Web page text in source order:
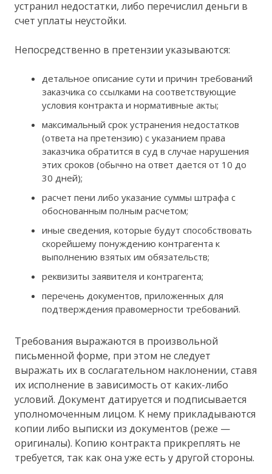
устранил недостатки, либо перечислил деньги в
счет уплаты неустойки.
Непосредственно в претензии указываются:
детальное описание сути и причин требований
заказчика со ссылками на соответствующие
условия контракта и нормативные акты;
максимальный срок устранения недостатков
(ответа на претензию) с указанием права
заказчика обратится в суд в случае нарушения
этих сроков (обычно на ответ дается от 10 до
30 дней);
расчет пени либо указание суммы штрафа с
обоснованным полным расчетом;
иные сведения, которые будут способствовать
скорейшему понуждению контрагента к
выполнению взятых им обязательств;
реквизиты заявителя и контрагента;
перечень документов, приложенных для
подтверждения правомерности требований.
Требования выражаются в произвольной
письменной форме, при этом не следует
выражать их в сослагательном наклонении, ставя
их исполнение в зависимость от каких-либо
условий. Документ датируется и подписывается
уполномоченным лицом. К нему прикладываются
копии либо выписки из документов (реже —
оригиналы). Копию контракта прикреплять не
требуется, так как она уже есть у другой стороны.